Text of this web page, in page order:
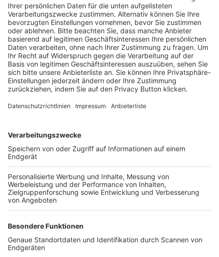
Trainerausbildung
Schulungsangebot Vereinsmitarbeiter
BFV-Geschäftsstellen
Trainerbörse
Login SpielPlus
FOLGE DEM BFV
TOP-VEREINE
TOP-PARTNER